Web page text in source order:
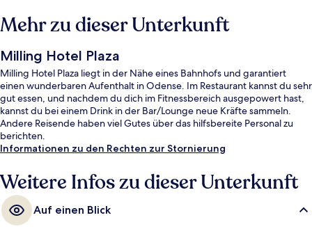
Mehr zu dieser Unterkunft
Milling Hotel Plaza
Milling Hotel Plaza liegt in der Nähe eines Bahnhofs und garantiert
einen wunderbaren Aufenthalt in Odense. Im Restaurant kannst du sehr
gut essen, und nachdem du dich im Fitnessbereich ausgepowert hast,
kannst du bei einem Drink in der Bar/Lounge neue Kräfte sammeln.
Andere Reisende haben viel Gutes über das hilfsbereite Personal zu
berichten.
Informationen zu den Rechten zur Stornierung
Weitere Infos zu dieser Unterkunft
Auf einen Blick